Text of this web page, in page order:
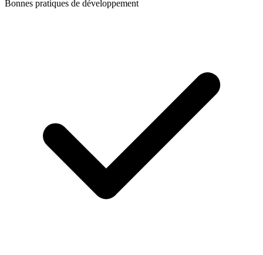
Bonnes pratiques de développement